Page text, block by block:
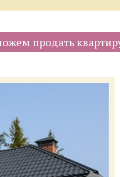
продать